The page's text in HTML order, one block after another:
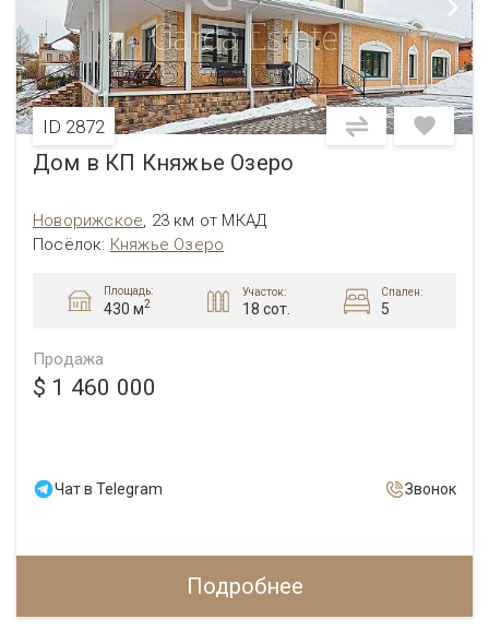
ID 2872
Дом в КП Княжье Озеро
Новорижское, 23 км от МКАД
Посёлок: Княжье Озеро
Площадь:
430 м2
Участок:
18 сот.
Спален:
5
Продажа
$ 1 460 000
Чат в Telegram Звонок
Подробнее